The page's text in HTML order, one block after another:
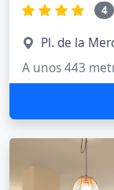
4
Pl. de la
A unos 443